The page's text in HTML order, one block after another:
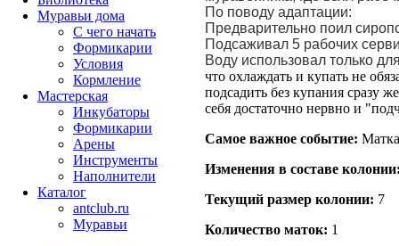
По поводу адаптации:
Предварительно поил
Подсаживал 5 рабочих
Воду использовал только
что охлаждать и купать не
подсадить без купания сразу
себя достаточно нервно и
Самое важное событие:
Изменения в составе
Текущий размер кoлонии: 7
Количество маток: 1
Муравьи дома
С чего начать
Формикарии
Условия
Кормление
Мастерская
Инкубаторы
Формикарии
Арены
Инструменты
Наполнители
Каталог
antclub.ru
Муравьи